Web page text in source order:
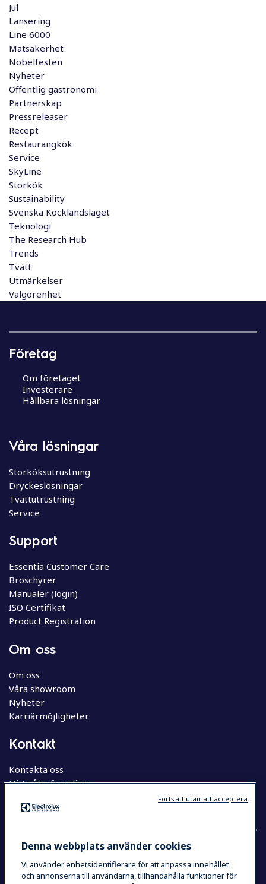
Jul
Lansering
Line 6000
Matsäkerhet
Nobelfesten
Nyheter
Offentlig gastronomi
Partnerskap
Pressreleaser
Recept
Restaurangkök
Service
SkyLine
Storkök
Sustainability
Svenska Kocklandslaget
Teknologi
The Research Hub
Trends
Tvätt
Utmärkelser
Välgörenhet
n
l
ä
v
g
e
r
i
g
Företag
Om företaget
Investerare
Hållbara lösningar
Våra lösningar
Storköksutrustning
Dryckeslösningar
Tvättutrustning
Service
Support
Essentia Customer Care
Broschyrer
Manualer (login)
ISO Certifikat
Product Registration
Om oss
Om oss
Våra showroom
Nyheter
Karriärmöjligheter
Kontakt
Kontakta oss
Hitta återförsäljare
COUNTRY AND LANGUAGE
YOUR SELECTION: SVERIGE
Denna webbplats använder cookies
Vi använder enhetsidentifierare för att anpassa innehållet
och annonserna till användarna, tillhandahålla funktioner för
Fortsätt utan att acceptera